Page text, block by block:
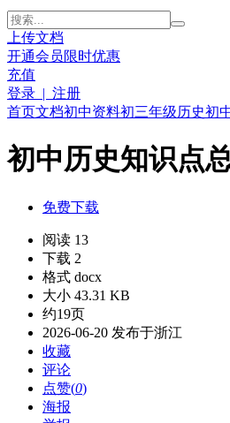
上传文档
开通会员限时优惠
充值
登录 | 注册
首页文档初中资料初三年级历史初
初中历史知识点
免费下载
阅读 13
下载 2
格式 docx
大小 43.31 KB
约19页
2026-06-20 发布于浙江
收藏
评论
点赞(0)
海报